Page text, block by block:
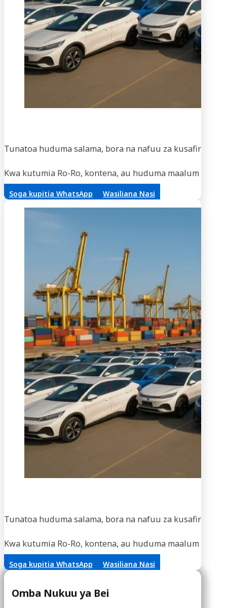
Tunatoa huduma salama, bora na nafuu za kusafirisha
Kwa kutumia Ro-Ro, kontena, au huduma maalum za
Soga kupitia WhatsApp Wasiliana Nasi
Tunatoa huduma salama, bora na nafuu za kusafirisha
Kwa kutumia Ro-Ro, kontena, au huduma maalum za
Soga kupitia WhatsApp Wasiliana Nasi
Omba Nukuu ya Bei